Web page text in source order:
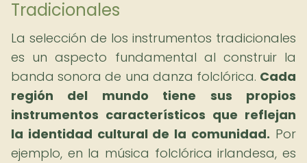
Tradicionales
La selección de los instrumentos tradicionales
es un aspecto fundamental al construir la
banda sonora de una danza folclórica. Cada
región del mundo tiene sus propios
instrumentos característicos que reflejan
la identidad cultural de la comunidad. Por
ejemplo, en la música folclórica irlandesa, es